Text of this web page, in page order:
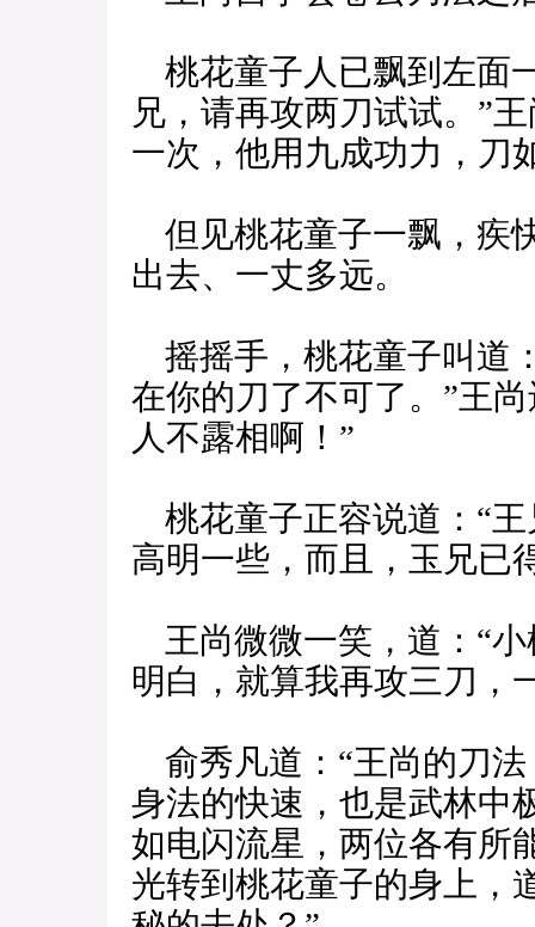
桃花童子人已飘到左面
兄，请再攻两刀试试。”
一次，他用九成功力，刀
但见桃花童子一飘，疾
出去、一丈多远。
摇摇手，桃花童子叫道
在你的刀了不可了。”王
人不露相啊！”
桃花童子正容说道：“
高明一些，而且，玉兄已
王尚微微一笑，道：“
明白，就算我再攻三刀，
俞秀凡道：“王尚的刀
身法的快速，也是武林中
如电闪流星，两位各有所
光转到桃花童子的身上，